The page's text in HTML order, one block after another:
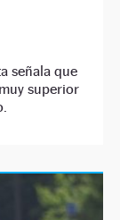
señala que
superior